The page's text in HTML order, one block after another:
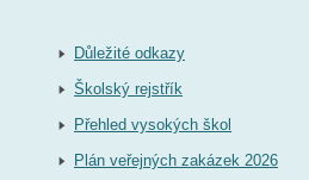
Důležité odkazy
Školský rejstřík
Přehled vysokých škol
Plán veřejných zakázek 2026